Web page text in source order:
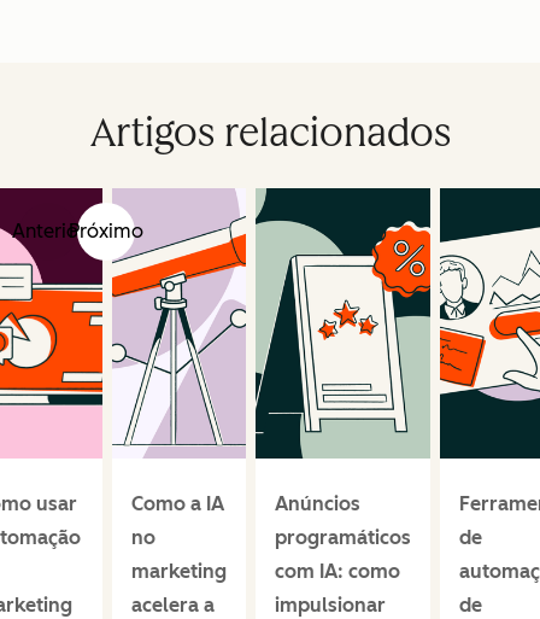
Artigos relacionados
AnteriorPróximo
usar
Como a IA
no
marketing
acelera a
Anúncios
programáticos
com IA: como
impulsionar
de
de